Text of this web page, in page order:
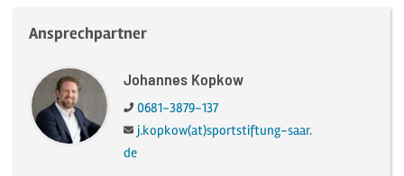
Ansprechpartner
Johannes Kopkow
Telefon:
0681-3879-137
E-Mail:
j.kopkow(at)sportstiftung-saar.
de